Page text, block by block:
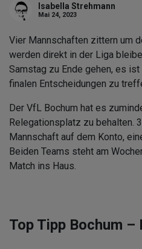
Isabella Strehmann
Mai 24, 2023
Vier Mannschaften zittern um
werden direkt in der Liga
Samstag zu Ende gehen, es
finalen Entscheidungen zu
Der VfL Bochum hat es
Relegationsplatz zu behalten.
Mannschaft auf dem Konto,
Beiden Teams steht am
Match ins Haus.
Top Tipp Bochum –